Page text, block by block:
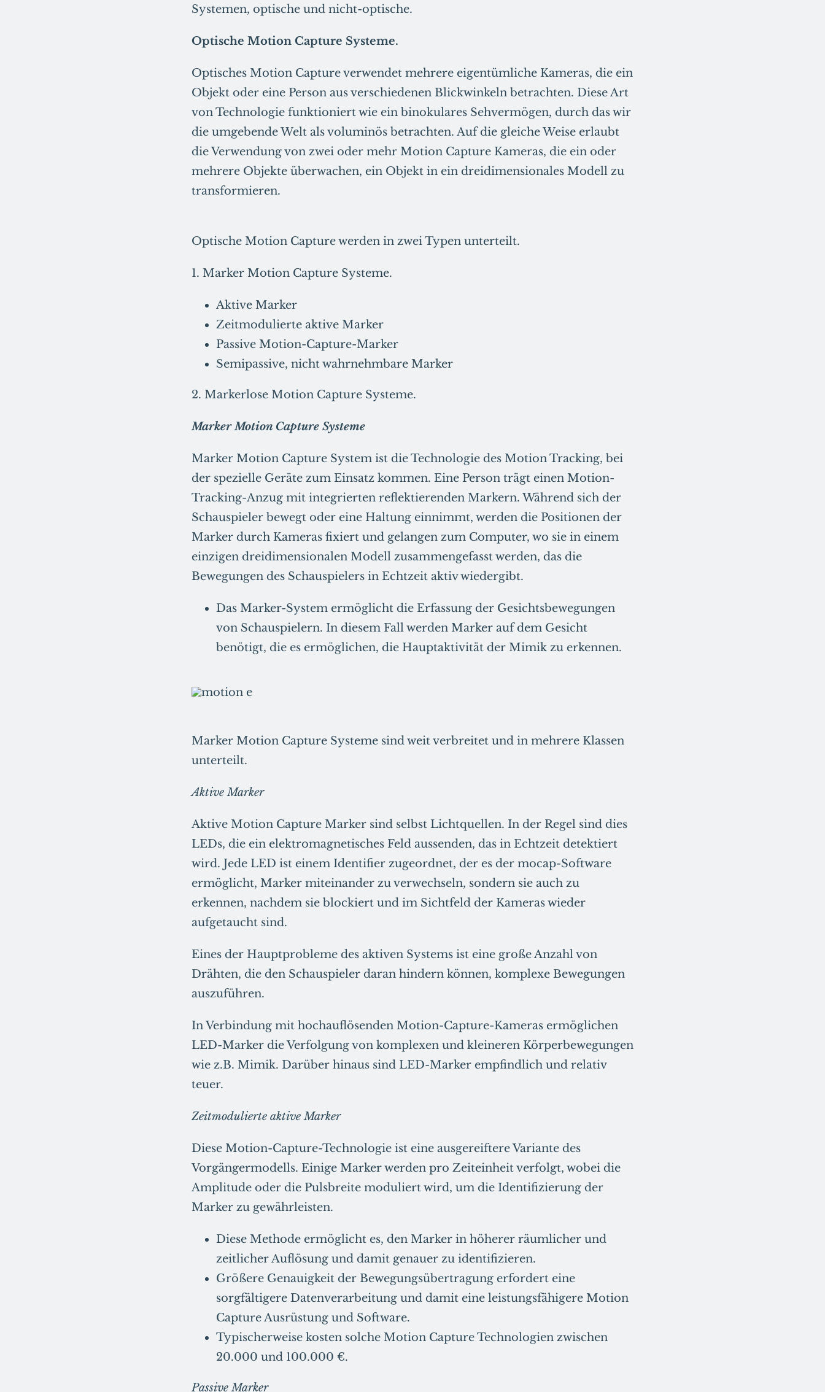
Systemen, optische und nicht-optische.
Optische Motion Capture Systeme.
Optisches Motion Capture verwendet mehrere eigentümliche Kameras, die ein
Objekt oder eine Person aus verschiedenen Blickwinkeln betrachten. Diese Art
von Technologie funktioniert wie ein binokulares Sehvermögen, durch das wir
die umgebende Welt als voluminös betrachten. Auf die gleiche Weise erlaubt
die Verwendung von zwei oder mehr Motion Capture Kameras, die ein oder
mehrere Objekte überwachen, ein Objekt in ein dreidimensionales Modell zu
transformieren.
Optische Motion Capture werden in zwei Typen unterteilt.
1. Marker Motion Capture Systeme.
Aktive Marker
Zeitmodulierte aktive Marker
Passive Motion-Capture-Marker
Semipassive, nicht wahrnehmbare Marker
2. Markerlose Motion Capture Systeme.
Marker Motion Capture Systeme
Marker Motion Capture System ist die Technologie des Motion Tracking, bei
der spezielle Geräte zum Einsatz kommen. Eine Person trägt einen Motion-
Tracking-Anzug mit integrierten reflektierenden Markern. Während sich der
Schauspieler bewegt oder eine Haltung einnimmt, werden die Positionen der
Marker durch Kameras fixiert und gelangen zum Computer, wo sie in einem
einzigen dreidimensionalen Modell zusammengefasst werden, das die
Bewegungen des Schauspielers in Echtzeit aktiv wiedergibt.
Das Marker-System ermöglicht die Erfassung der Gesichtsbewegungen
von Schauspielern. In diesem Fall werden Marker auf dem Gesicht
benötigt, die es ermöglichen, die Hauptaktivität der Mimik zu erkennen.
Marker Motion Capture Systeme sind weit verbreitet und in mehrere Klassen
unterteilt.
Aktive Marker
Aktive Motion Capture Marker sind selbst Lichtquellen. In der Regel sind dies
LEDs, die ein elektromagnetisches Feld aussenden, das in Echtzeit detektiert
wird. Jede LED ist einem Identifier zugeordnet, der es der mocap-Software
ermöglicht, Marker miteinander zu verwechseln, sondern sie auch zu
erkennen, nachdem sie blockiert und im Sichtfeld der Kameras wieder
aufgetaucht sind.
Eines der Hauptprobleme des aktiven Systems ist eine große Anzahl von
Drähten, die den Schauspieler daran hindern können, komplexe Bewegungen
auszuführen.
In Verbindung mit hochauflösenden Motion-Capture-Kameras ermöglichen
LED-Marker die Verfolgung von komplexen und kleineren Körperbewegungen
wie z.B. Mimik. Darüber hinaus sind LED-Marker empfindlich und relativ
teuer.
Zeitmodulierte aktive Marker
Diese Motion-Capture-Technologie ist eine ausgereiftere Variante des
Vorgängermodells. Einige Marker werden pro Zeiteinheit verfolgt, wobei die
Amplitude oder die Pulsbreite moduliert wird, um die Identifizierung der
Marker zu gewährleisten.
Diese Methode ermöglicht es, den Marker in höherer räumlicher und
zeitlicher Auflösung und damit genauer zu identifizieren.
Größere Genauigkeit der Bewegungsübertragung erfordert eine
sorgfältigere Datenverarbeitung und damit eine leistungsfähigere Motion
Capture Ausrüstung und Software.
Typischerweise kosten solche Motion Capture Technologien zwischen
20.000 und 100.000 €.
Passive Marker